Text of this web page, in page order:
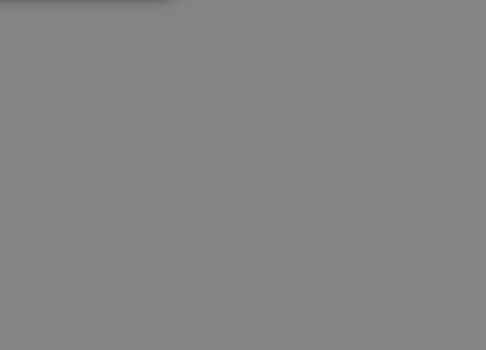
με τον τρόπο
χρήστης
ιστότοπο και